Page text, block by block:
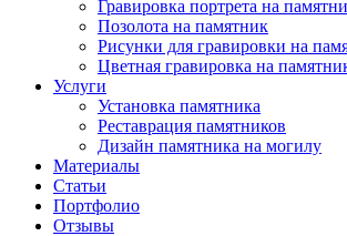
Гравировка портрета на
Позолота на памятник
Рисунки для гравировки на
Цветная гравировка на
Услуги
Установка памятника
Реставрация памятников
Дизайн памятника на могилу
Материалы
Статьи
Портфолио
Отзывы